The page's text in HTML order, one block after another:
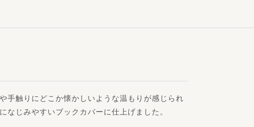
手触りにどこか懐かしいような温もりが感じられ
じみやすいブックカバーに仕上げました。